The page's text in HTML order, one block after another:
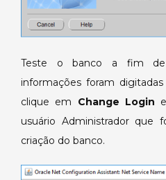
Teste o banco a fim
informações foram
clique em Change Login
usuário Administrador que
criação do banco.